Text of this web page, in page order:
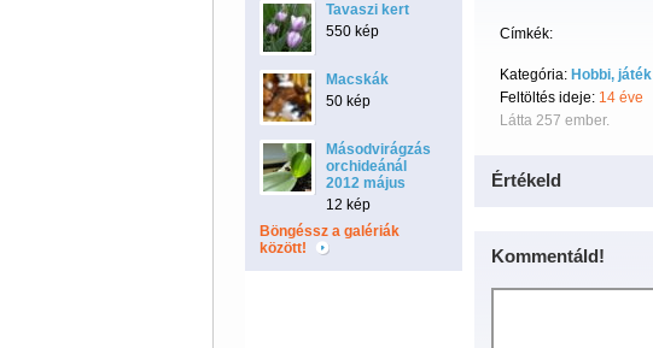
Tavaszi kert
550 kép
Macskák
50 kép
Másodvirágzás
orchideánál
2012 május
12 kép
Böngéssz a galériák
között!
Címkék:
Kategória: Hobbi, játék
Feltöltés ideje: 14 éve
Látta 257 ember.
Értékeld
Kommentáld!